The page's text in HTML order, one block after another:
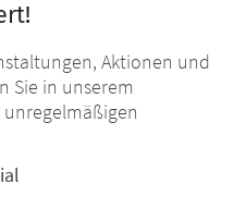
Aktionen und
Sie in unserem